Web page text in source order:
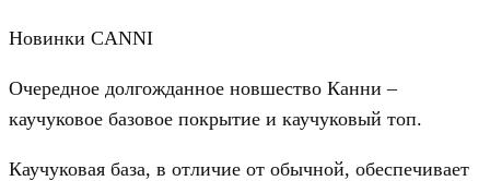
Новинки CANNI
Очередное долгожданное новшество Канни –
каучуковое базовое покрытие и каучуковый топ.
Каучуковая база, в отличие от обычной, обеспечивает